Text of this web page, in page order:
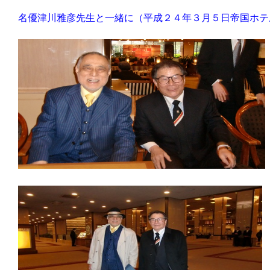
名優津川雅彦先生と一緒に（平成２４年３月５日帝国ホ